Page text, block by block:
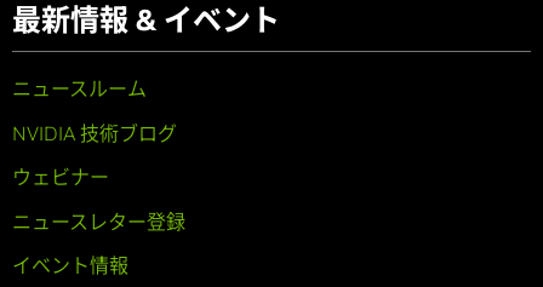
最新情報 & イベント
ニュースルーム
NVIDIA 技術ブログ
ウェビナー
ニュースレター登録
イベント情報